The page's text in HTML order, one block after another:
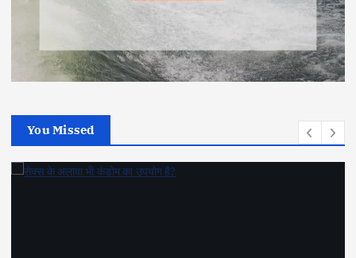
You Missed